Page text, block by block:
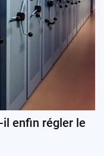
enfin régler le